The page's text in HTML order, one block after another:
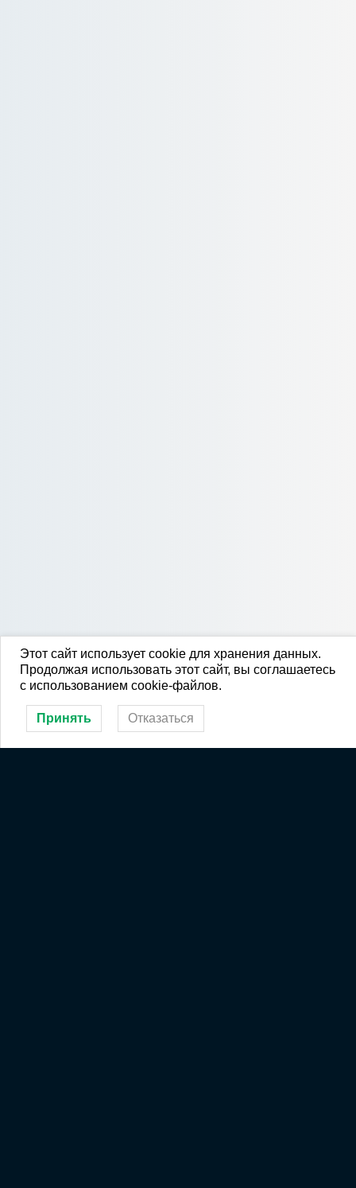
Этот сайт использует cookie для хранения данных.
Продолжая использовать этот сайт, вы соглашаетесь
с использованием cookie-файлов.
Принять Отказаться